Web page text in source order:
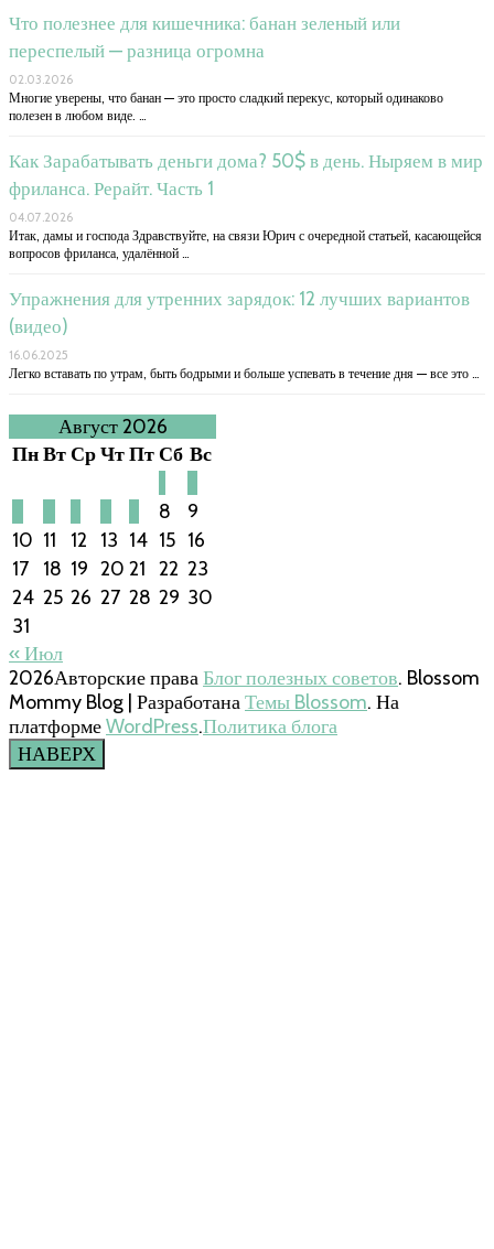
Что полезнее для кишечника: банан зеленый или
переспелый — разница огромна
02.03.2026
Многие уверены, что банан — это просто сладкий перекус, который одинаково
полезен в любом виде. …
Как Зарабатывать деньги дома? 50$ в день. Ныряем в мир
фриланса. Рерайт. Часть 1
04.07.2026
Итак, дамы и господа Здравствуйте, на связи Юрич с очередной статьей, касающейся
вопросов фриланса, удалённой …
Упражнения для утренних зарядок: 12 лучших вариантов
(видео)
16.06.2025
Легко вставать по утрам, быть бодрыми и больше успевать в течение дня — все это …
Август 2026
ПнВтСрЧтПтСб Вс
8
9
10 11 12 13 14 15 16
17
18 19 20 21 22 23
24 25 26 27 28 29 30
31
« Июл
2026Авторские праваБлог полезных советов. Blossom
Mommy Blog | РазработанаТемы Blossom. На
платформеWordPress.Политика блога
НАВЕРХ